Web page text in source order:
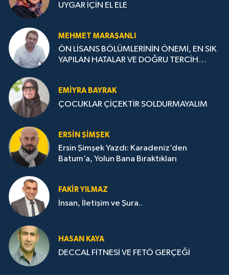
UYGAR İÇİN EL ELE
MEHMET MARAŞANLI
ÖN LİSANS BÖLÜMLERİNİN ÖNEMİ, EN SIK
YAPILAN HATALAR VE DOĞRU TERCİH
EMIYRA BAYRAK
ÇOCUKLAR ÇİÇEKTİR SOLDURMAYALIM
ERSIN ŞIMŞEK
Ersin Şimşek Yazdı: Karadeniz’den
Batum’a, Yolun Bana Bıraktıkları
FAKIR YILMAZ
İnsan, İletişim ve Şura..
HASAN KAYA
DECCAL FİTNESİ VE FETÖ GERÇEĞİ